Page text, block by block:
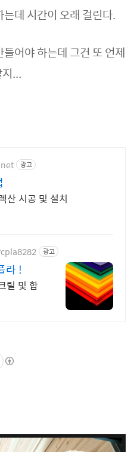
데 시간이 오래 걸린다.
어야 하는데 그건 또 언제
...
광고
산 시공 및 설치
광고
라 !
릴 및 합